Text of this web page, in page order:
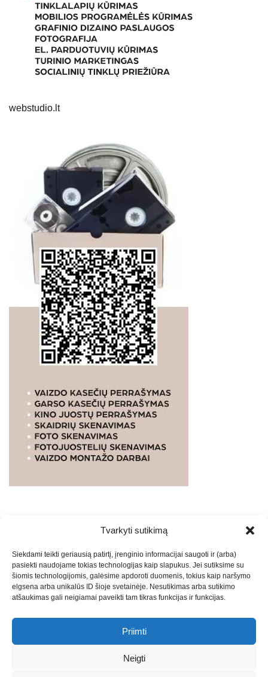
Tvarkyti sutikimą
Siekdami teikti geriausią patirtį, įrenginio informacijai saugoti ir (arba)
pasiekti naudojame tokias technologijas kaip slapukus. Jei sutiksime su
šiomis technologijomis, galėsime apdoroti duomenis, tokius kaip naršymo
elgsena arba unikalūs ID šioje svetainėje. Nesutikimas arba sutikimo
atšaukimas gali neigiamai paveikti tam tikras funkcijas ir funkcijas.
Priimti
Neigti
webstudio.lt
PASLAUGOS. SEO tekstų rašymas, turinio kūrimas,
straipsnių rašymas ir talpinimas į mūsų valdomas
svetaines.2026Armijai.LTTheme: Express News ByAdore
Themes.
Marketingo agentūra -Teisinės
-Saulius Narbutas